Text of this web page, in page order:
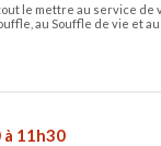
le mettre au service
au Souffle de vie et
à 11h30